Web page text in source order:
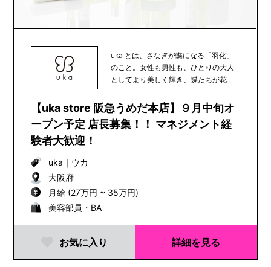
uka とは、さなぎが蝶になる「羽化」
のこと。女性も男性も、ひとりの大人
としてより美しく輝き、蝶たちが花か
【uka store 阪急うめだ本店】９月中旬オ
ープン予定 店長募集！！ マネジメント経
験者大歓迎！
uka ｜ ウカ
大阪府
月給 (27万円 ~ 35万円)
美容部員・BA
お気に入り 詳細を見る